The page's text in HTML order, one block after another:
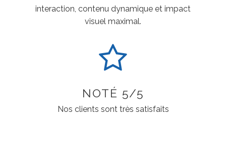
interaction, contenu dynamique et impact
visuel maximal.
NOTÉ 5/5
Nos clients sont très satisfaits